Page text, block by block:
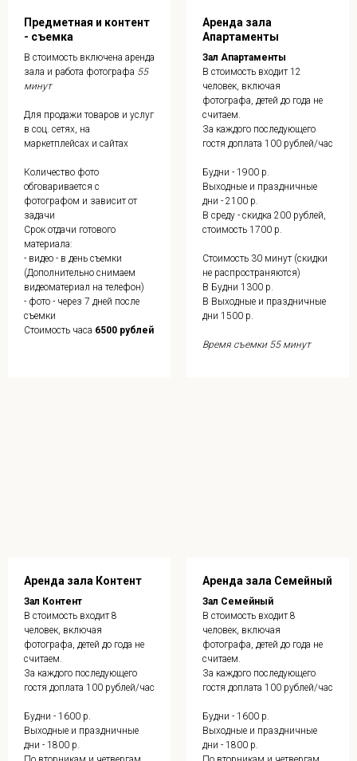
Предметная и контент
- съемка
В стоимость включена аренда
зала и работа фотографа 55
минут
Для продажи товаров и услуг
в соц. сетях, на
маркетплейсах и сайтах
Количество фото
обговаривается с
фотографом и зависит от
задачи
Срок отдачи готового
материала:
- видео - в день съемки
(Дополнительно снимаем
видеоматериал на телефон)
- фото - через 7 дней после
съемки
Стоимость часа 6500 рублей
Аренда зала
Апартаменты
Зал Апартаменты
В стоимость входит 12
человек, включая
фотографа, детей до года не
считаем.
За каждого последующего
гостя доплата 100 рублей/час
Будни - 1900 р.
Выходные и праздничные
дни - 2100 р.
В среду - скидка 200 рублей,
стоимость 1700 р.
Стоимость 30 минут (скидки
не распространяются)
В Будни 1300 р.
В Выходные и праздничные
дни 1500 р.
Время съемки 55 минут
Аренда зала Контент
Зал Контент
В стоимость входит 8
человек, включая
фотографа, детей до года не
считаем.
За каждого последующего
гостя доплата 100 рублей/час
Будни - 1600 р.
Выходные и праздничные
дни - 1800 р.
Аренда зала Семейный
Зал Семейный
В стоимость входит 8
человек, включая
фотографа, детей до года не
считаем.
За каждого последующего
гостя доплата 100 рублей/час
Будни - 1600 р.
Выходные и праздничные
дни - 1800 р.